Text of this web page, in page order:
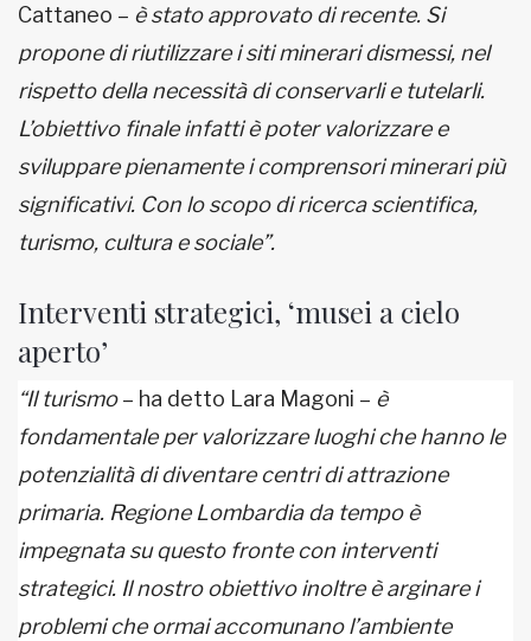
Cattaneo – è stato approvato di recente. Si
propone di riutilizzare i siti minerari dismessi, nel
rispetto della necessità di conservarli e tutelarli.
L’obiettivo finale infatti è poter valorizzare e
sviluppare pienamente i comprensori minerari più
significativi. Con lo scopo di ricerca scientifica,
turismo, cultura e sociale”.
Interventi strategici, ‘musei a cielo
aperto’
“Il turismo – ha detto Lara Magoni – è
fondamentale per valorizzare luoghi che hanno le
potenzialità di diventare centri di attrazione
primaria. Regione Lombardia da tempo è
impegnata su questo fronte con interventi
strategici. Il nostro obiettivo inoltre è arginare i
problemi che ormai accomunano l’ambiente